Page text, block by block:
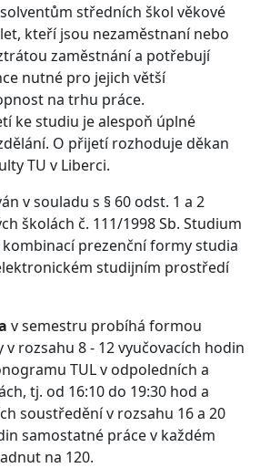
středních škol věkové
kteří jsou nezaměstnaní nebo
zaměstnání a potřebují
nutné pro jejich větší
na trhu práce.
ke studiu je alespoň úplné
O přijetí rozhoduje děkan
TU v Liberci.
v souladu s § 60 odst. 1 a 2
školách č. 111/1998 Sb. Studium
prezenční formy studia
studijním prostředí
v semestru probíhá formou
v rozsahu 8 - 12 vyučovacích hodin
TUL v odpoledních a
tj. od 16:10 do 19:30 hod a
soustředění v rozsahu 16 a 20
samostatné práce v každém
na 120.